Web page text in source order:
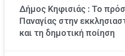
Δήμος Κηφισιάς : Το
Παναγίας στην
και τη δημοτική ποίηση